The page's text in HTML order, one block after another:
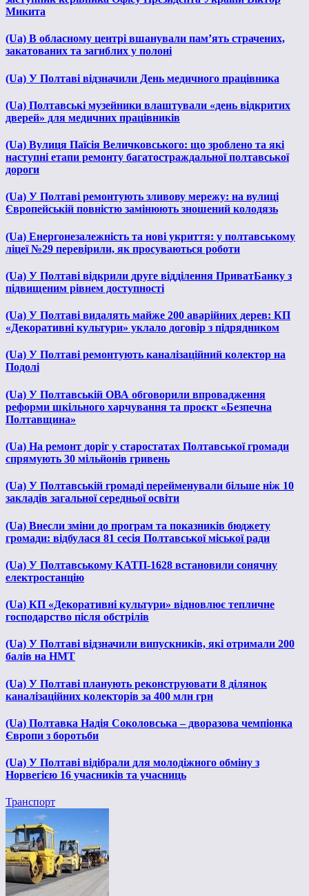
Микита
(Ua) В обласному центрі вшанували пам’ять страчених,
закатованих та загиблих у полоні
(Ua) У Полтаві відзначили День медичного працівника
(Ua) Полтавські музейники влаштували «день відкритих
дверей» для медичних працівників
(Ua) Вулиця Паїсія Величковського: що зроблено та які
наступні етапи ремонту багатостраждальної полтавської
дороги
(Ua) У Полтаві ремонтують зливову мережу: на вулиці
Європейській повністю замінюють зношений колодязь
(Ua) Енергонезалежність та нові укриття: у полтавському
ліцеї №29 перевірили, як просуваються роботи
(Ua) У Полтаві відкрили друге відділення ПриватБанку з
підвищеним рівнем доступності
(Ua) У Полтаві видалять майже 200 аварійних дерев: КП
«Декоративні культури» уклало договір з підрядником
(Ua) У Полтаві ремонтують каналізаційний колектор на
Подолі
(Ua) У Полтавській ОВА обговорили впровадження
реформи шкільного харчування та проєкт «Безпечна
Полтавщина»
(Ua) На ремонт доріг у старостатах Полтавської громади
спрямують 30 мільйонів гривень
(Ua) У Полтавській громаді перейменували більше ніж 10
закладів загальної середньої освіти
(Ua) Внесли зміни до програм та показників бюджету
громади: відбулася 81 сесія Полтавської міської ради
(Ua) У Полтавському КАТП-1628 встановили сонячну
електростанцію
(Ua) КП «Декоративні культури» відновлює тепличне
господарство після обстрілів
(Ua) У Полтаві відзначили випускників, які отримали 200
балів на НМТ
(Ua) У Полтаві планують реконструювати 8 ділянок
каналізаційних колекторів за 400 млн грн
(Ua) Полтавка Надія Соколовська – дворазова чемпіонка
Європи з боротьби
(Ua) У Полтаві відібрали для молодіжного обміну з
Норвегією 16 учасників та учасниць
Транспорт